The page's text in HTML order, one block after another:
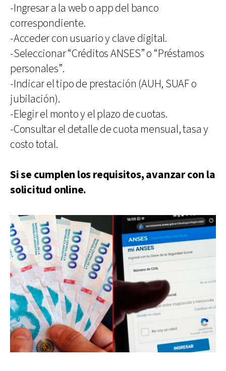
-Ingresar a la web o app del banco
correspondiente.
-Acceder con usuario y clave digital.
-Seleccionar “Créditos ANSES” o “Préstamos
personales”.
-Indicar el tipo de prestación (AUH, SUAF o
jubilación).
-Elegir el monto y el plazo de cuotas.
-Consultar el detalle de cuota mensual, tasa y
costo total.
Si se cumplen los requisitos, avanzar con la
solicitud online.